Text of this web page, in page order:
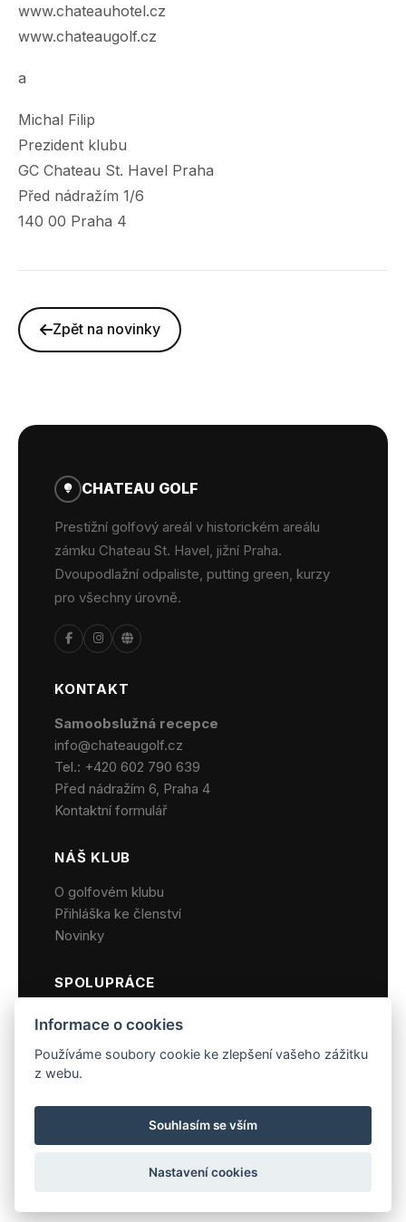
www.chateauhotel.cz
www.chateaugolf.cz
a
Michal Filip
Prezident klubu
GC Chateau St. Havel Praha
Před nádražím 1/6
140 00 Praha 4
Zpět na novinky
CHATEAU GOLF
Prestižní golfový areál v historickém areálu
zámku Chateau St. Havel, jižní Praha.
Dvoupodlažní odpaliste, putting green, kurzy
pro všechny úrovně.
KONTAKT
Samoobslužná recepce
info@chateaugolf.cz
Tel.: +420 602 790 639
Před nádražím 6, Praha 4
Kontaktní formulář
NÁŠ KLUB
O golfovém klubu
Přihláška ke členství
Novinky
SPOLUPRÁCE
Hotel Chateau St. Havel
Wellness centrum
Firemní akce
Havel – všechna práva vyhrazena
údaje
Informace o cookies
Používáme soubory cookie ke zlepšení vašeho zážitku
z webu.
Souhlasím se vším
Nastavení cookies